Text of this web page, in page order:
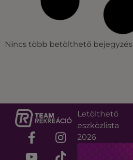
Nincs több betölthető bejegyzés
Letölthető
eszközlista
2026